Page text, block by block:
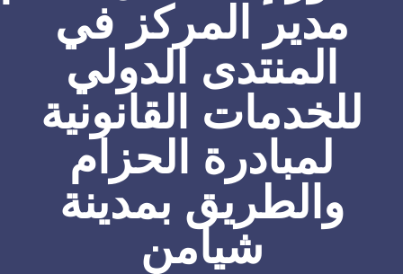
مدير المركز في
المنتدى الدولي
للخدمات القانونية
لمبادرة الحزام
والطريق بمدينة
شيامن